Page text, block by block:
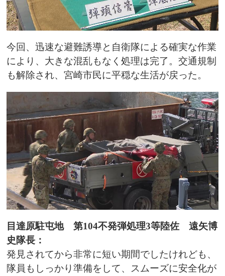
今回、迅速な避難誘導と自衛隊による確実な作業
により、大きな混乱もなく処理は完了。交通規制
も解除され、宮崎市民に平穏な生活が戻った。
目達原駐屯地 第104不発弾処理3等陸佐 遠矢博
史隊長：
発見されてから非常に短い期間でしたけれども、
隊員もしっかり準備をして、スムーズに安全化が